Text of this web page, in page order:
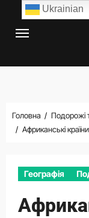
Перейти
Головна
Подорожі
Африканські
Географія
Ukrainian